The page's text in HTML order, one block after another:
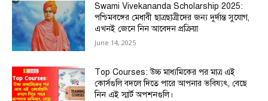
Swami Vivekananda Scholarship 2025:
পশ্চিমবঙ্গের মেধাবী ছাত্রছাত্রীদের জন্য দুর্দান্ত সুযোগ,
এখনই জেনে নিন আবেদন প্রক্রিয়া
June 14, 2025
Top Courses: উচ্চ মাধ্যমিকের পর মাত্র এই
কোর্সগুলি বদলে দিতে পারে আপনার ভবিষ্যৎ, বেছে
নিন এই স্মার্ট অপশনগুলি।